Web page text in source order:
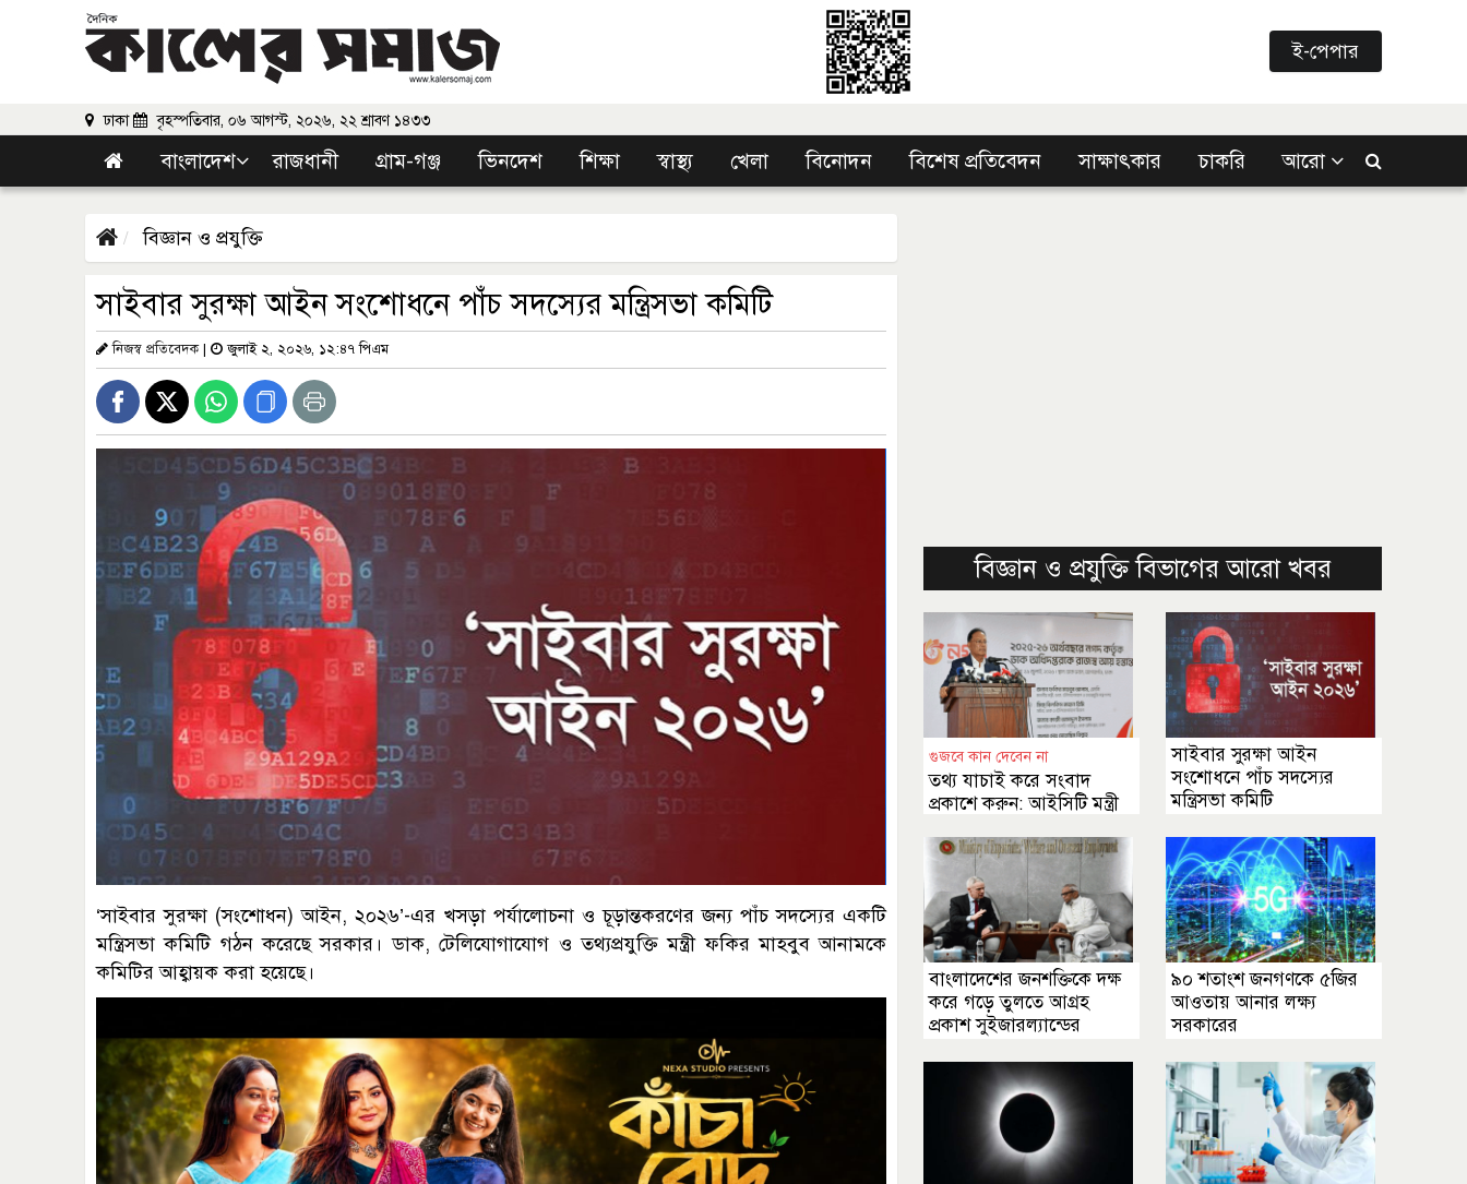
ই-পেপার
ঢাকা বৃহস্পতিবার, ০৬ আগস্ট, ২০২৬, ২২ শ্রাবণ ১৪৩৩
বাংলাদেশ রাজধানী গ্রাম-গঞ্জ ভিনদেশ শিক্ষা স্বাস্থ্য খেলা বিনোদন বিশেষ প্রতিবেদন সাক্ষাৎকার চাকরি আরো
বিজ্ঞান ও প্রযুক্তি
সাইবার সুরক্ষা আইন সংশোধনে পাঁচ সদস্যের মন্ত্রিসভা কমিটি
নিজস্ব প্রতিবেদক| জুলাই ২, ২০২৬, ১২:৪৭ পিএম
‘সাইবার সুরক্ষা (সংশোধন) আইন, ২০২৬’-এর খসড়া পর্যালোচনা ও চূড়ান্তকরণের জন্য পাঁচ সদস্যের একটি
মন্ত্রিসভা কমিটি গঠন করেছে সরকার। ডাক, টেলিযোগাযোগ ও তথ্যপ্রযুক্তি মন্ত্রী ফকির মাহবুব আনামকে
কমিটির আহ্বায়ক করা হয়েছে।
বিজ্ঞান ও প্রযুক্তি বিভাগের আরো খবর
গুজবে কান দেবেন না
তথ্য যাচাই করে সংবাদ
প্রকাশে করুন: আইসিটি মন্ত্রী
সাইবার সুরক্ষা আইন
সংশোধনে পাঁচ সদস্যের
মন্ত্রিসভা কমিটি
বাংলাদেশের জনশক্তিকে দক্ষ
করে গড়ে তুলতে আগ্রহ
প্রকাশ সুইজারল্যান্ডের
৯০ শতাংশ জনগণকে ৫জির
আওতায় আনার লক্ষ্য
সরকারের